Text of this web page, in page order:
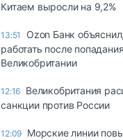
Китаем выросли на 9,2%
13:51
Ozon Банк
работать после
Великобритании
12:16 Великобритания
санкции против России
12:09 Морские линии